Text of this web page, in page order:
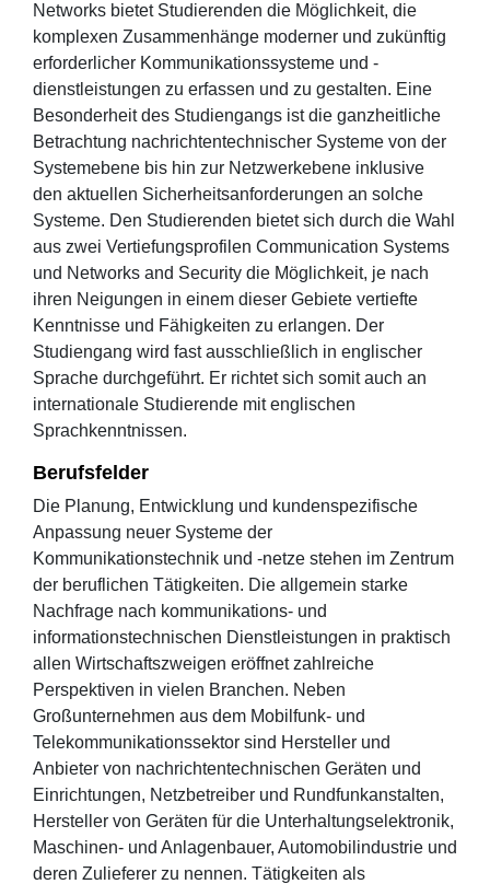
Networks bietet Studierenden die Möglichkeit, die
komplexen Zusammenhänge moderner und zukünftig
erforderlicher Kommunikationssysteme und -
dienstleistungen zu erfassen und zu gestalten. Eine
Besonderheit des Studiengangs ist die ganzheitliche
Betrachtung nachrichtentechnischer Systeme von der
Systemebene bis hin zur Netzwerkebene inklusive
den aktuellen Sicherheitsanforderungen an solche
Systeme. Den Studierenden bietet sich durch die Wahl
aus zwei Vertiefungsprofilen Communication Systems
und Networks and Security die Möglichkeit, je nach
ihren Neigungen in einem dieser Gebiete vertiefte
Kenntnisse und Fähigkeiten zu erlangen. Der
Studiengang wird fast ausschließlich in englischer
Sprache durchgeführt. Er richtet sich somit auch an
internationale Studierende mit englischen
Sprachkenntnissen.
Berufsfelder
Die Planung, Entwicklung und kundenspezifische
Anpassung neuer Systeme der
Kommunikationstechnik und -netze stehen im Zentrum
der beruflichen Tätigkeiten. Die allgemein starke
Nachfrage nach kommunikations- und
informationstechnischen Dienstleistungen in praktisch
allen Wirtschaftszweigen eröffnet zahlreiche
Perspektiven in vielen Branchen. Neben
Großunternehmen aus dem Mobilfunk- und
Telekommunikationssektor sind Hersteller und
Anbieter von nachrichtentechnischen Geräten und
Einrichtungen, Netzbetreiber und Rundfunkanstalten,
Hersteller von Geräten für die Unterhaltungselektronik,
Maschinen- und Anlagenbauer, Automobilindustrie und
deren Zulieferer zu nennen. Tätigkeiten als